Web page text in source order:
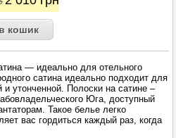
— идеально для отельного
сатина идеально подходит для
и утонченной. Полоски на сатине –
Юга, доступный
Такое белье легко
вас гордиться каждый раз, когда